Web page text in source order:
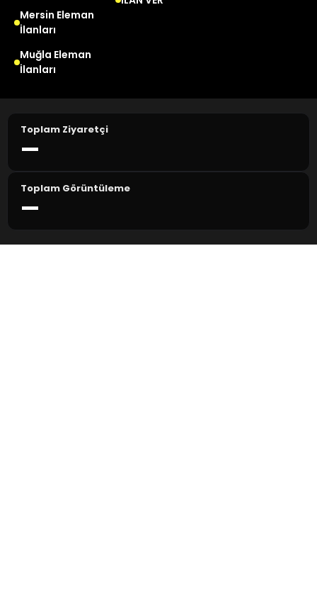
Mersin Eleman
İlanları
Muğla Eleman
İlanları
Toplam Ziyaretçi
—
Toplam Görüntüleme
—